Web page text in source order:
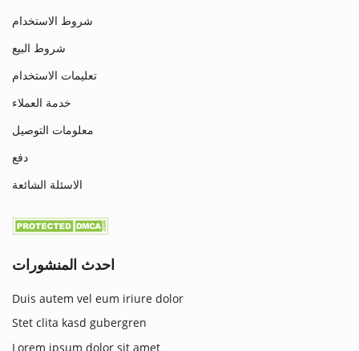
شروط الاستخدام
شروط البيع
تعليمات الاستخدام
خدمة العملاء
معلومات التوصيل
دفع
الاسئلة الشائعة
احدث المنشورات
Duis autem vel eum iriure dolor
Stet clita kasd gubergren
Lorem ipsum dolor sit amet